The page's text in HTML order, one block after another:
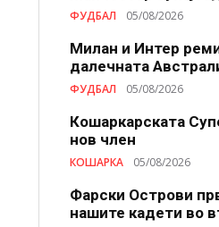
ФУДБАЛ 05/08/2026
Милан и Интер
далечната
ФУДБАЛ 05/08/2026
Кошаркарската
нов член
КОШАРКА 05/08/2026
Фарски Острови
нашите кадети во